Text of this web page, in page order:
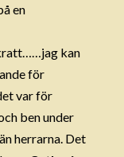
en
kan
för
var för
ben under
herrarna. Det